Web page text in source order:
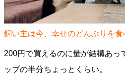
飼い主は今、幸せのどんぶりを食
200円で買えるのに量が結構あっ
ップの半分ちょっとくらい。